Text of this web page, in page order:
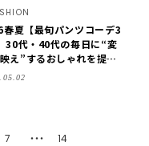
春夏【最旬パンツコーデ3
30代・40代の毎日に“変
え”するおしゃれを提
7 ・・・ 14